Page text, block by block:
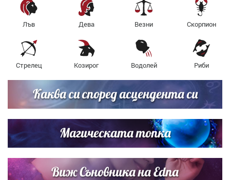
Лъв Дева Везни Скорпион
Стрелец Козирог Водолей Риби
Каква си според асцендента си
Магическата топка
Виж Съновника на Edna